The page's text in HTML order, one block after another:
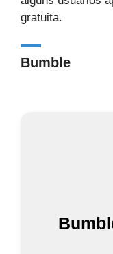
gratuita.
Bumble